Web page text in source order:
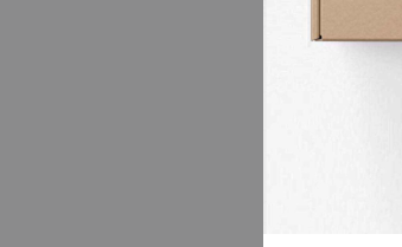
Purpursolhat
manges